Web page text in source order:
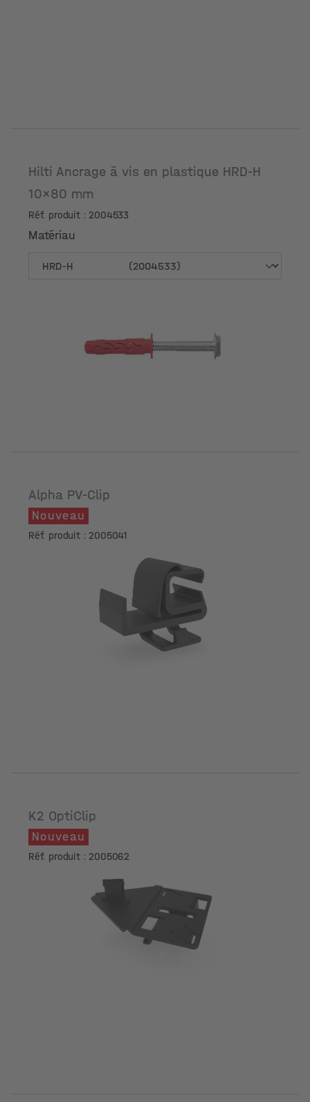
Hilti Ancrage à vis en plastique HRD-H
10x80 mm
Réf. produit : 2004533
Matériau
Alpha PV-Clip
Nouveau
Réf. produit : 2005041
K2 OptiClip
Nouveau
Réf. produit : 2005062